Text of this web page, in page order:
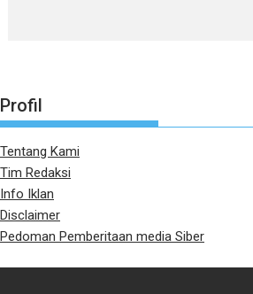
Profil
Tentang Kami
Tim Redaksi
Info Iklan
Disclaimer
Pedoman Pemberitaan media Siber